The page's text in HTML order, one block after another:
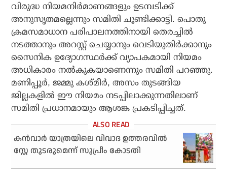
വിരുദ്ധ നിയമനിര്‍മാണങ്ങളും ഉടമ്പടിക്ക്
അനുസൃതമല്ലെന്നും സമിതി ചൂണ്ടിക്കാട്ടി. പൊതു
ക്രമസമാധാന പരിപാലനത്തിനായി തെരച്ചില്‍
നടത്താനും അറസ്റ്റ് ചെയ്യാനും വെടിയുതിര്‍ക്കാനും
സൈനിക ഉദ്യോഗസ്ഥര്‍ക്ക് വ്യാപകമായി നിയമം
അധികാരം നല്‍കുകയാണെന്നും സമിതി പറഞ്ഞു.
മണിപ്പൂര്‍, ജമ്മു കശ്മീര്‍, അസം തുടങ്ങിയ
ജില്ലകളില്‍ ഈ നിയമം നടപ്പിലാക്കുന്നതിലാണ്
സമിതി പ്രധാനമായും ആശങ്ക പ്രകടിപ്പിച്ചത്.
കന്‍വാര്‍ യാത്രയിലെ വിവാദ ഉത്തരവില്‍
സ്റ്റേ തുടരുമെന്ന് സുപ്രീം കോടതി